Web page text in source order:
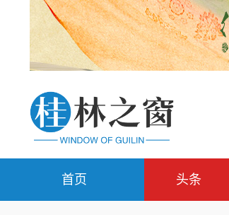
首页 头条